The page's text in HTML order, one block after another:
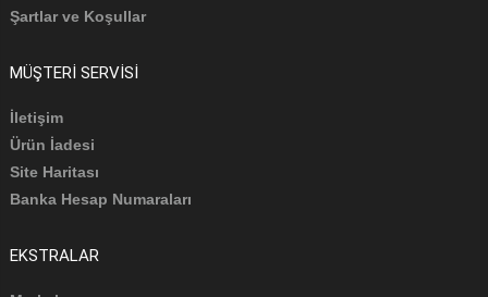
Şartlar ve Koşullar
MÜŞTERI SERVISI
İletişim
Ürün İadesi
Site Haritası
Banka Hesap Numaraları
EKSTRALAR